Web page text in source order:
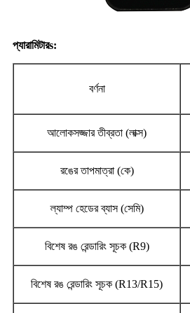
প্যারামিটারs:
বর্ণনা
আলোকসজ্জার তীব্রতা (লাক্স)
রঙের তাপমাত্রা (কে)
ল্যাম্প হেডের ব্যাস (সেমি)
বিশেষ রঙ রেন্ডারিং সূচক (R9)
বিশেষ রঙ রেন্ডারিং সূচক (R13/R15)